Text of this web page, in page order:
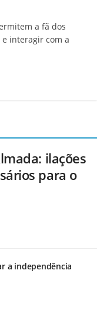
a fã dos
e interagir com a
ilações
para o
a independência